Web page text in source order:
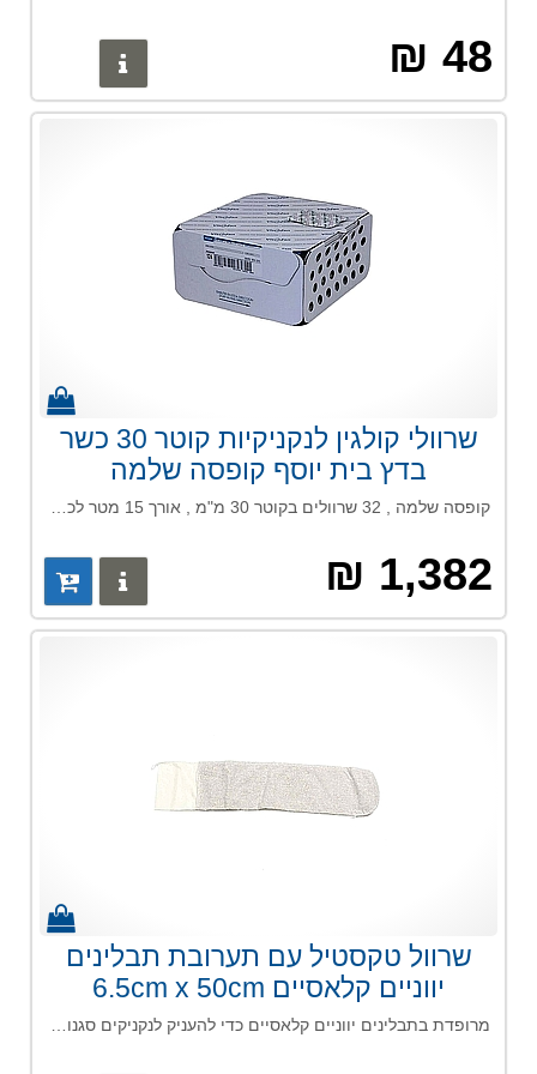
48 ₪
שרוולי קולגין לנקניקיות קוטר 30 כשר
בדץ בית יוסף קופסה שלמה
קופסה שלמה , 32 שרוולים בקוטר 30 מ"מ , אורך 15 מטר לכל שרוול . בסך הכל 487 מטר, מוצר איכותי ביותר של חברת viscofan . כשר בדץ בית יוסף
1,382 ₪ פרטים
שרוול טקסטיל עם תערובת תבלינים
יווניים קלאסיים 6.5cm x 50cm